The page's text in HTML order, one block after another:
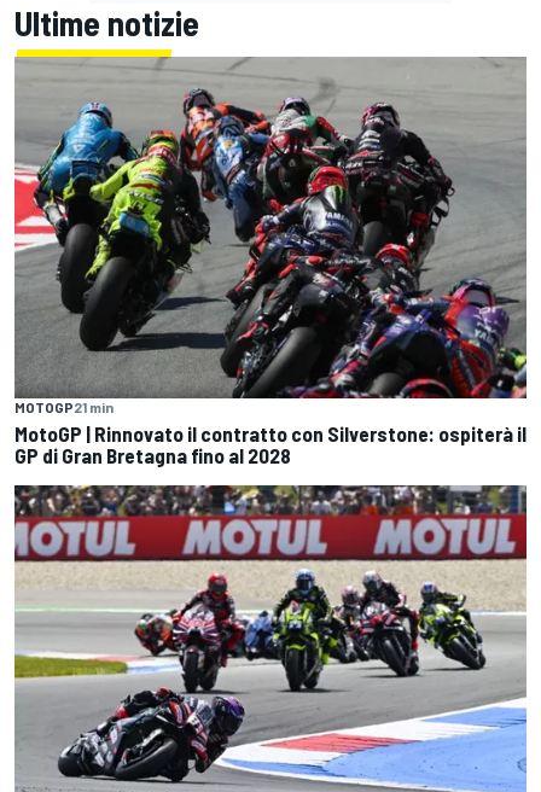
Ultime notizie
MOTOGP21 min
MotoGP | Rinnovato il contratto con Silverstone: ospiterà il
GP di Gran Bretagna fino al 2028